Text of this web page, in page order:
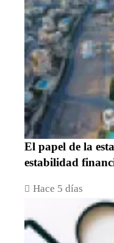
El papel de la
estabilidad
Hace 5 días